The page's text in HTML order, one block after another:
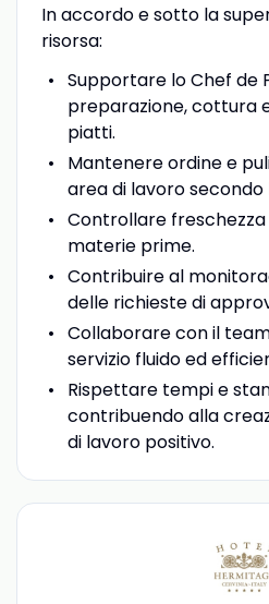
In accordo e sotto la
risorsa:
Supportare lo Chef de
preparazione, cottura
piatti.
Mantenere ordine e
area di lavoro secondo
Controllare
materie prime.
Contribuire al
delle richieste di
Collaborare con il
servizio fluido ed
Rispettare tempi e
contribuendo alla
di lavoro positivo.